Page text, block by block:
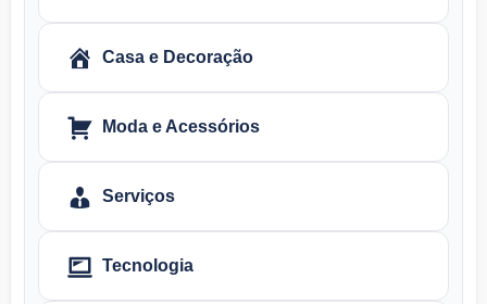
Casa e Decoração
Moda e Acessórios
Serviços
Tecnologia